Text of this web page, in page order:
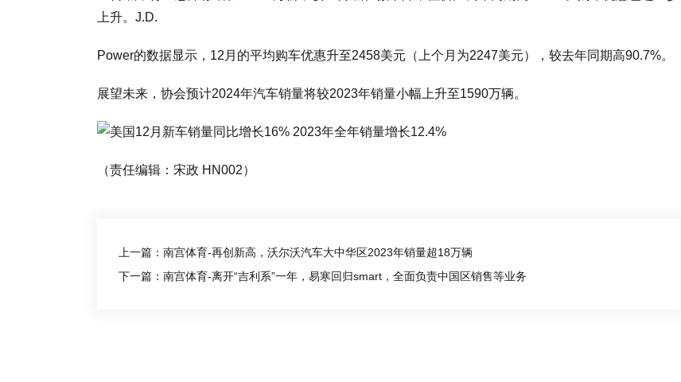
上升。J.D.
Power的数据显示，12月的平均购车优惠升至2458美元（上个月为2247美元），较去年同期高90.7%。
展望未来，协会预计2024年汽车销量将较2023年销量小幅上升至1590万辆。
（责任编辑：宋政 HN002）
上一篇：南宫体育-再创新高，沃尔沃汽车大中华区2023年销量超18万辆
下一篇：南宫体育-离开“吉利系”一年，易寒回归smart，全面负责中国区销售等业务